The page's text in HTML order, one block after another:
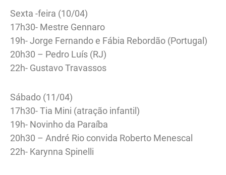
Sexta -feira (10/04)
17h30- Mestre Gennaro
19h- Jorge Fernando e Fábia Rebordão (Portugal)
20h30 – Pedro Luís (RJ)
22h- Gustavo Travassos
Sábado (11/04)
17h30- Tia Mini (atração infantil)
19h- Novinho da Paraíba
20h30 – André Rio convida Roberto Menescal
22h- Karynna Spinelli